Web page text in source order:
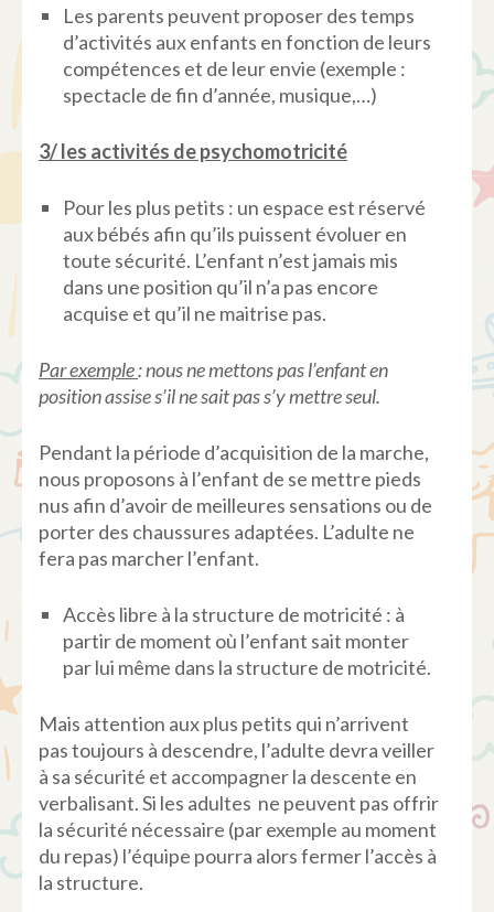
Les parents peuvent proposer des temps
d’activités aux enfants en fonction de leurs
compétences et de leur envie (exemple :
spectacle de fin d’année, musique,…)
3/ les activités de psychomotricité
Pour les plus petits : un espace est réservé
aux bébés afin qu’ils puissent évoluer en
toute sécurité. L’enfant n’est jamais mis
dans une position qu’il n’a pas encore
acquise et qu’il ne maitrise pas.
Par exemple: nous ne mettons pas l’enfant en
position assise s’il ne sait pas s’y mettre seul.
Pendant la période d’acquisition de la marche,
nous proposons à l’enfant de se mettre pieds
nus afin d’avoir de meilleures sensations ou de
porter des chaussures adaptées. L’adulte ne
fera pas marcher l’enfant.
Accès libre à la structure de motricité : à
partir de moment où l’enfant sait monter
par lui même dans la structure de motricité.
Mais attention aux plus petits qui n’arrivent
pas toujours à descendre, l’adulte devra veiller
à sa sécurité et accompagner la descente en
verbalisant. Si les adultes ne peuvent pas offrir
la sécurité nécessaire (par exemple au moment
du repas) l’équipe pourra alors fermer l’accès à
la structure.